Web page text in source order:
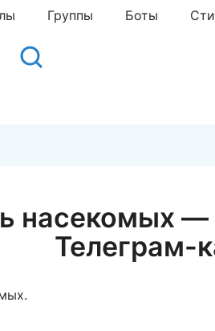
Группы Боты
насекомых —
Телеграм-